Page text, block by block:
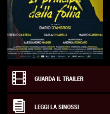
GUARDA IL TRAILER
LEGGI LA SINOSSI